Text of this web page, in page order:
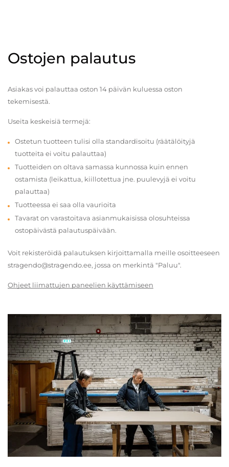
Ostojen palautus
Asiakas voi palauttaa oston 14 päivän kuluessa oston
tekemisestä.
Useita keskeisiä termejä:
Ostetun tuotteen tulisi olla standardisoitu (räätälöityjä
tuotteita ei voitu palauttaa)
Tuotteiden on oltava samassa kunnossa kuin ennen
ostamista (leikattua, kiillotettua jne. puulevyjä ei voitu
palauttaa)
Tuotteessa ei saa olla vaurioita
Tavarat on varastoitava asianmukaisissa olosuhteissa
ostopäivästä palautuspäivään.
Voit rekisteröidä palautuksen kirjoittamalla meille osoitteeseen
stragendo@stragendo.ee, jossa on merkintä "Paluu".
Ohjeet liimattujen paneelien käyttämiseen